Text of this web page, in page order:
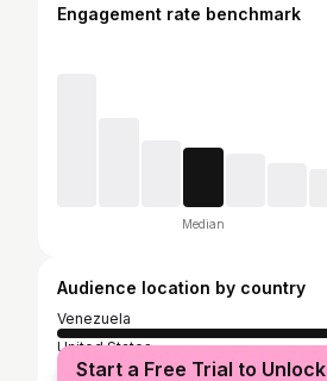
Engagement rate benchmark
Median
Audience location by country
Venezuela
United States
Spain
Start a Free Trial to Unlock